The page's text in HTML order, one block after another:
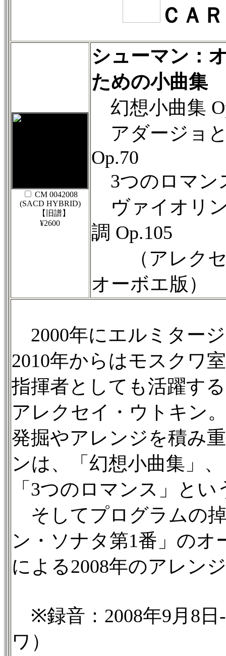
ＣＡ
CM 0042008
(SACD HYBRID)
【旧譜】
¥2600
シューマン：
ための小曲集
幻想小曲集
アダージョ
Op.70
3つのロマン
ヴァイオリ
調 Op.105
（アレクセ
オーボエ版）
2000年にエルミター
2010年からはモスクワ
指揮者としても活躍す
アレクセイ・ウトキン
発掘やアレンジを積み
ンは、「幻想小曲集」
「3つのロマンス」と
そしてプログラムの
ン・ソナタ第1番」の
による2008年のアレン
※録音：2008年9月8日
ワ）